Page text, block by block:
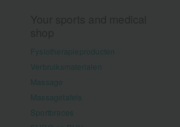
Fysiotherapieproducten
Verbruiksmaterialen
Massage
Massagetafels
Sportbraces